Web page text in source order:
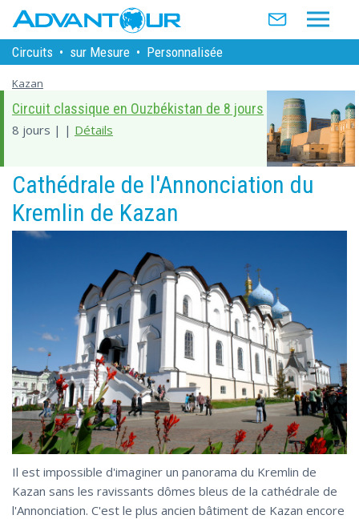
Circuits • sur Mesure • Personnalisée
Kazan
Circuit classique en Ouzbékistan de 8 jours
8 jours | | Détails
Cathédrale de l'Annonciation du
Kremlin de Kazan
Il est impossible d'imaginer un panorama du Kremlin de
Kazan sans les ravissants dômes bleus de la cathédrale de
l'Annonciation. C'est le plus ancien bâtiment de Kazan encore